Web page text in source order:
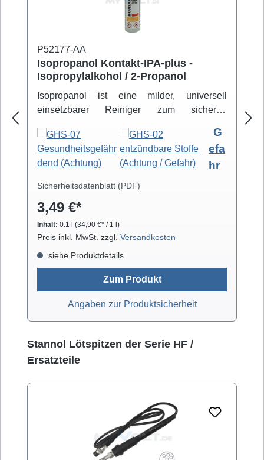
P52177-AA
Isopropanol Kontakt-IPA-plus -
Isopropylalkohol / 2-Propanol
Isopropanol ist eine milder, universell
einsetzbarer Reiniger zum sicheren
Hochreiner Isopropanol-Alkohol ( 99,8% )
eignet sich zur professionellen Säuberung
von z.B. Video- und Tonköpfen,
Laufwerkteilen, Gummirollen und optischen
arbeitet rückstandsfrei.
G
efa
hr
Sicherheitsdatenblatt (PDF)
3,49 €*
Inhalt: 0.1 l (34,90 €* / 1 l)
Preis inkl. MwSt. zzgl. Versandkosten
siehe Produktdetails
Zum Produkt
Angaben zur Produktsicherheit
Produktgalerie überspringen
Stannol Lötspitzen der Serie HF /
Ersatzteile